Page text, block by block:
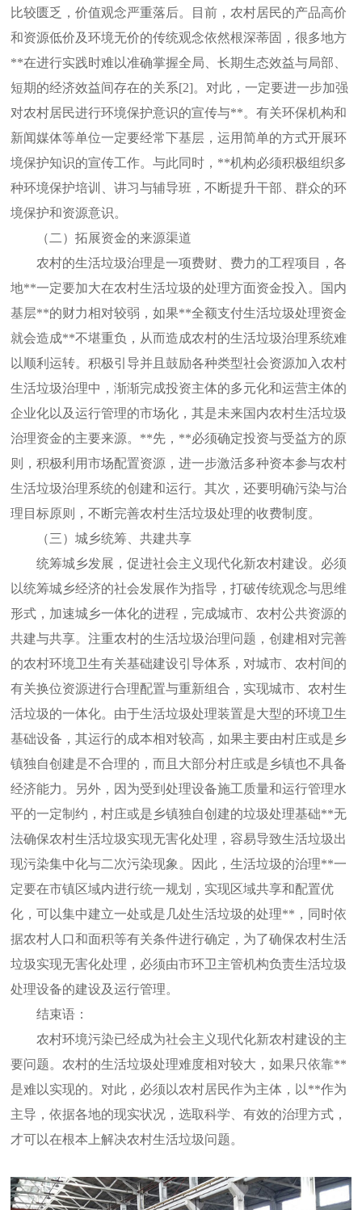
比较匮乏，价值观念严重落后。目前，农村居民的产品高价
和资源低价及环境无价的传统观念依然根深蒂固，很多地方
**在进行实践时难以准确掌握全局、长期生态效益与局部、
短期的经济效益间存在的关系[2]。对此，一定要进一步加强
对农村居民进行环境保护意识的宣传与**。有关环保机构和
新闻媒体等单位一定要经常下基层，运用简单的方式开展环
境保护知识的宣传工作。与此同时，**机构必须积极组织多
种环境保护培训、讲习与辅导班，不断提升干部、群众的环
境保护和资源意识。
（二）拓展资金的来源渠道
农村的生活垃圾治理是一项费财、费力的工程项目，各
地**一定要加大在农村生活垃圾的处理方面资金投入。国内
基层**的财力相对较弱，如果**全额支付生活垃圾处理资金
就会造成**不堪重负，从而造成农村的生活垃圾治理系统难
以顺利运转。积极引导并且鼓励各种类型社会资源加入农村
生活垃圾治理中，渐渐完成投资主体的多元化和运营主体的
企业化以及运行管理的市场化，其是未来国内农村生活垃圾
治理资金的主要来源。**先，**必须确定投资与受益方的原
则，积极利用市场配置资源，进一步激活多种资本参与农村
生活垃圾治理系统的创建和运行。其次，还要明确污染与治
理目标原则，不断完善农村生活垃圾处理的收费制度。
（三）城乡统筹、共建共享
统筹城乡发展，促进社会主义现代化新农村建设。必须
以统筹城乡经济的社会发展作为指导，打破传统观念与思维
形式，加速城乡一体化的进程，完成城市、农村公共资源的
共建与共享。注重农村的生活垃圾治理问题，创建相对完善
的农村环境卫生有关基础建设引导体系，对城市、农村间的
有关换位资源进行合理配置与重新组合，实现城市、农村生
活垃圾的一体化。由于生活垃圾处理装置是大型的环境卫生
基础设备，其运行的成本相对较高，如果主要由村庄或是乡
镇独自创建是不合理的，而且大部分村庄或是乡镇也不具备
经济能力。另外，因为受到处理设备施工质量和运行管理水
平的一定制约，村庄或是乡镇独自创建的垃圾处理基础**无
法确保农村生活垃圾实现无害化处理，容易导致生活垃圾出
现污染集中化与二次污染现象。因此，生活垃圾的治理**一
定要在市镇区域内进行统一规划，实现区域共享和配置优
化，可以集中建立一处或是几处生活垃圾的处理**，同时依
据农村人口和面积等有关条件进行确定，为了确保农村生活
垃圾实现无害化处理，必须由市环卫主管机构负责生活垃圾
处理设备的建设及运行管理。
结束语：
农村环境污染已经成为社会主义现代化新农村建设的主
要问题。农村的生活垃圾处理难度相对较大，如果只依靠**
是难以实现的。对此，必须以农村居民作为主体，以**作为
主导，依据各地的现实状况，选取科学、有效的治理方式，
才可以在根本上解决农村生活垃圾问题。